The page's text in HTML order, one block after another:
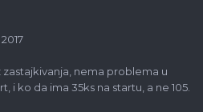
nema problema u
i ko da ima 35ks na startu, a ne 105.